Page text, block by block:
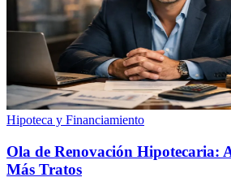
Hipoteca y Financiamiento
Ola de Renovación Hipotecaria:
Más Tratos